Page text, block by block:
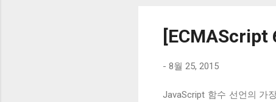
은 key면 새로운 Symbol 을
[ECMAScript
- 8월 25, 2015
JavaScript 함수 선언의 가